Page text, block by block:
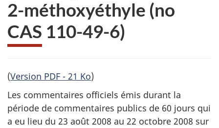
2-méthoxyéthyle (no
CAS 110-49-6)
(Version PDF - 21 Ko)
Les commentaires officiels émis durant la
période de commentaires publics de 60 jours qui
a eu lieu du 23 août 2008 au 22 octobre 2008 sur